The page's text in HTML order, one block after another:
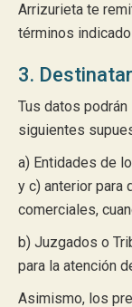
Arrizurieta te
términos
3.
Tus datos
siguientes
a) Entidades de
y c) anterior para
comerciales,
b) Juzgados o
para la atención
Asimismo, los